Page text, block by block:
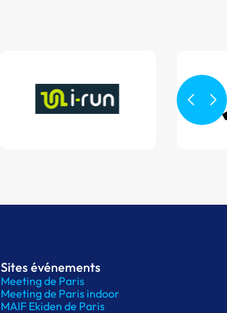
Sites événements
Meeting de Paris
Meeting de Paris indoor
MAIF Ekiden de Paris